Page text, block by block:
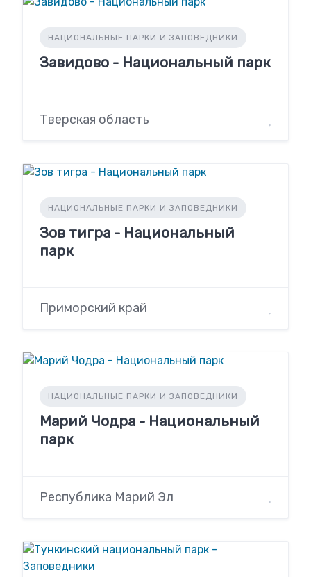
НАЦИОНАЛЬНЫЕ ПАРКИ И ЗАПОВЕДНИКИ
Завидово - Национальный парк
Тверская область
НАЦИОНАЛЬНЫЕ ПАРКИ И ЗАПОВЕДНИКИ
Зов тигра - Национальный
парк
Приморский край
НАЦИОНАЛЬНЫЕ ПАРКИ И ЗАПОВЕДНИКИ
Марий Чодра - Национальный
парк
Республика Марий Эл